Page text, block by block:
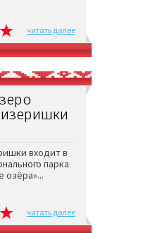
читать далее
входит в
парка
озёра»...
читать далее